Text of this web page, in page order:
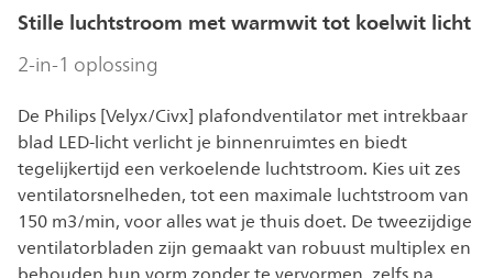
Stille luchtstroom met warmwit tot koelwit licht
2-in-1 oplossing
De Philips [Velyx/Civx] plafondventilator met intrekbaar
blad LED-licht verlicht je binnenruimtes en biedt
tegelijkertijd een verkoelende luchtstroom. Kies uit zes
ventilatorsnelheden, tot een maximale luchtstroom van
150 m3/min, voor alles wat je thuis doet. De tweezijdige
ventilatorbladen zijn gemaakt van robuust multiplex en